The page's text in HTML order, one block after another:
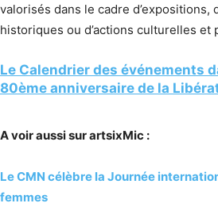
valorisés dans le cadre d’expositions,
historiques ou d’actions culturelles et
Le Calendrier des événements
80ème anniversaire de la
A voir aussi sur artsixMic :
Le CMN célèbre la Journée
femmes